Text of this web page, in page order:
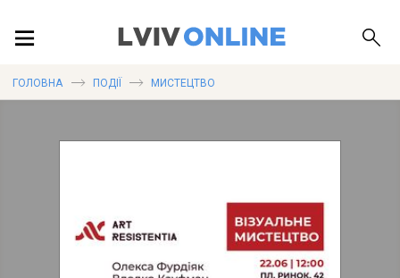
ПУБЛІКАЦІЇ
ГОЛОВНА ПОДІЇ МИСТЕЦТВО